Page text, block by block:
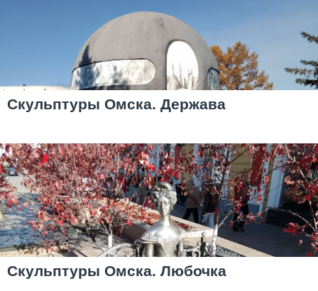
Скульптуры Омска. Держава
Скульптуры Омска. Любочка